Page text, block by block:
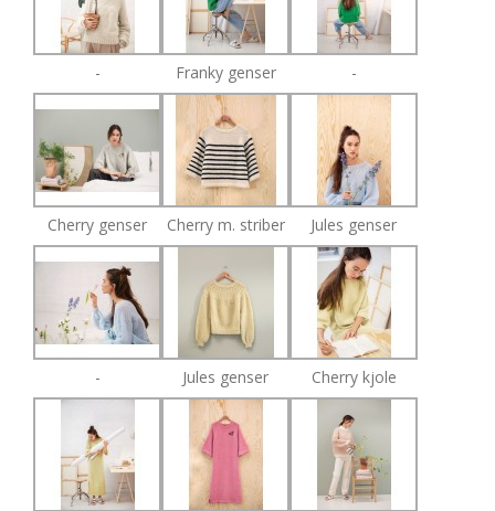
- Franky genser -
Cherry genser Cherry m. striber Jules genser
- Jules genser Cherry kjole